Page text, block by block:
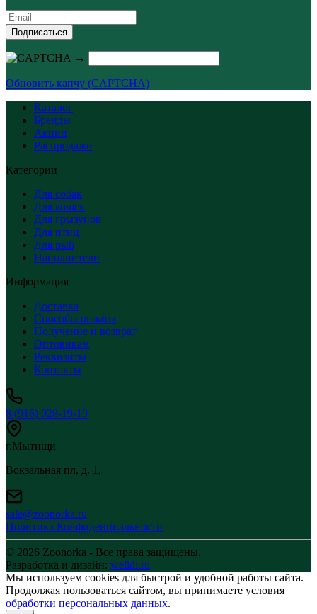
Подписаться
→
Обновить капчу (CAPTCHA)
Каталог
Бренды
Акции
Распродажи
Категории
Для собак
Для кошек
Для грызунов
Для птиц
Для рыб
Наполнители
Информация
Доставка
Способы оплаты
Получение и возврат
Оптовикам
Реквизиты
Контакты
8 (916) 028-19-19
г.Мытищи
Вокзальная пл, д. 1,
sale@zoonorka.ru
Политика Конфиденциальности
© 2026 Zoonorka - Все права защищены.
Разработка и дизайн: welldi.ru
Мы используем cookies для быстрой и удобной работы сайта.
Продолжая пользоваться сайтом, вы принимаете условия
обработки персональных данных.